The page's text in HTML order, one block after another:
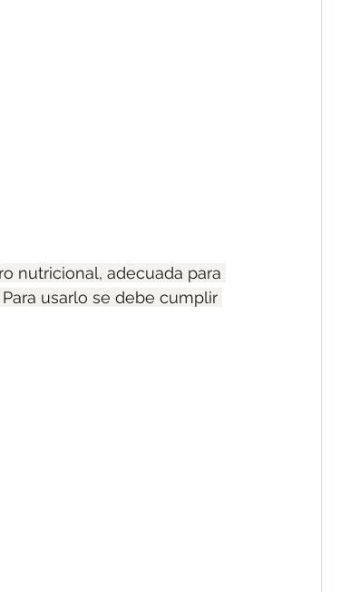
nutricional, adecuada para
usarlo se debe cumplir